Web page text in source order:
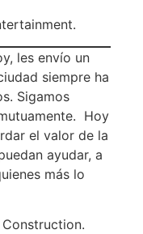
les envío un
siempre ha
Sigamos
Hoy
el valor de la
ayudar, a
más lo